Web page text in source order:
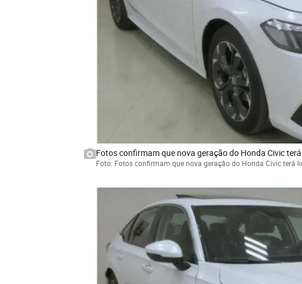
Fotos confirmam que nova geração do Honda Civic
Foto: Fotos confirmam que nova geração do Honda Civic terá